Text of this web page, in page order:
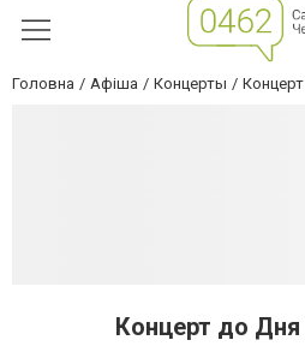
Головна Афіша Концерты
Концерт до Дня